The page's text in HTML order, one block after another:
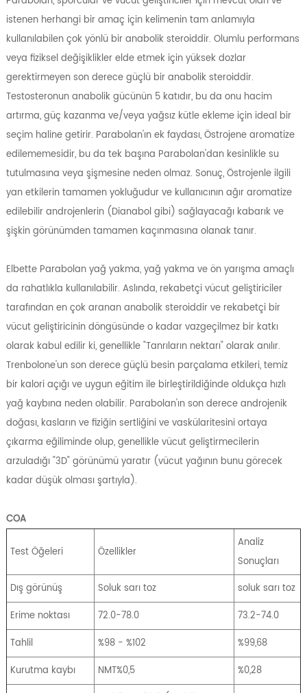
istenen herhangi bir amaç için kelimenin tam anlamıyla
kullanılabilen çok yönlü bir anabolik steroiddir. Olumlu performans
veya fiziksel değişiklikler elde etmek için yüksek dozlar
gerektirmeyen son derece güçlü bir anabolik steroiddir.
Testosteronun anabolik gücünün 5 katıdır, bu da onu hacim
artırma, güç kazanma ve/veya yağsız kütle ekleme için ideal bir
seçim haline getirir. Parabolan'ın ek faydası, Östrojene aromatize
edilememesidir, bu da tek başına Parabolan'dan kesinlikle su
tutulmasına veya şişmesine neden olmaz. Sonuç, Östrojenle ilgili
yan etkilerin tamamen yokluğudur ve kullanıcının ağır aromatize
edilebilir androjenlerin (Dianabol gibi) sağlayacağı kabarık ve
şişkin görünümden tamamen kaçınmasına olanak tanır.
Elbette Parabolan yağ yakma, yağ yakma ve ön yarışma amaçlı
da rahatlıkla kullanılabilir. Aslında, rekabetçi vücut geliştiriciler
tarafından en çok aranan anabolik steroiddir ve rekabetçi bir
vücut geliştiricinin döngüsünde o kadar vazgeçilmez bir katkı
olarak kabul edilir ki, genellikle "Tanrıların nektarı" olarak anılır.
Trenbolone'un son derece güçlü besin parçalama etkileri, temiz
bir kalori açığı ve uygun eğitim ile birleştirildiğinde oldukça hızlı
yağ kaybına neden olabilir. Parabolan'ın son derece androjenik
doğası, kasların ve fiziğin sertliğini ve vaskülaritesini ortaya
çıkarma eğiliminde olup, genellikle vücut geliştirmecilerin
arzuladığı "3D" görünümü yaratır (vücut yağının bunu görecek
kadar düşük olması şartıyla).
COA
Test Öğeleri Özellikler
Analiz
Sonuçları
Dış görünüş
Soluk sarı toz
soluk sarı toz
Erime noktası
72.0-78.0
73.2-74.0
Tahlil
%98 - %102
%99,68
Kurutma kaybı
NMT%0,5 %0,28